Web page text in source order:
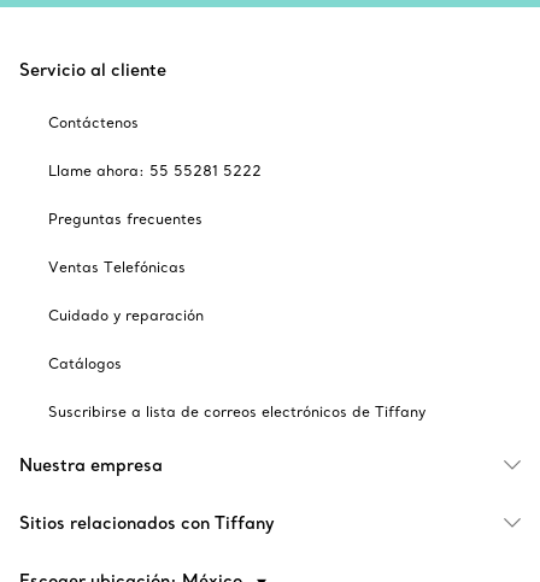
Servicio al cliente
Contáctenos
Llame ahora: 55 55281 5222
Preguntas frecuentes
Ventas Telefónicas
Cuidado y reparación
Catálogos
Suscribirse a lista de correos electrónicos de Tiffany
Nuestra empresa
Sitios relacionados con Tiffany